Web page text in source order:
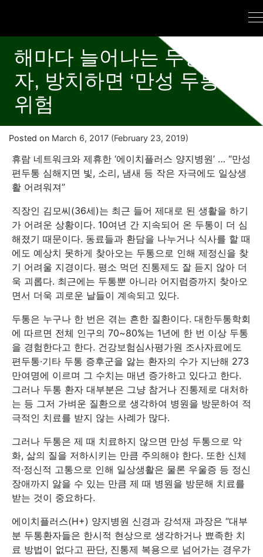
해마다 늘어나는 두통 환
자, 방치하면 ‘만성 두통’
위험
Posted on March 6, 2017 (February 23, 2019)
휴람 네트워크와 제휴한 ‘에이치플러스 양지병원’ … “만성
편두통 심해지면 빛, 소리, 냄새 등 작은 자극에도 일상생
활 어려워져”
직장인 김모씨(36세)는 최근 들어 제대로 된 생활을 하기
가 어려운 상황이다. 10여년 간 지속되어 온 두통이 더 심
해졌기 때문이다. 동료들과 환담을 나누거나 식사를 할 때
에도 예상치 못하게 찾아오는 두통으로 인해 제정신을 찾
기 어려울 지경이다. 평소 먹던 진통제도 잘 듣지 않아 더
욱 괴롭다. 최근에는 두통뿐 아니라 어지럼증까지 찾아오
면서 더욱 괴로운 날들이 계속되고 있다.
두통은 누구나 한 번은 겪는 흔한 질환이다. 대한두통학회
에 따르면 전체 인구의 70~80%는 1년에 한 번 이상 두통
을 경험한다고 한다. 건강보험심사평가원 조사자료에도
편두통·기타 두통 증후군을 앓는 환자의 수가 지난해 273
만여명에 이르며 그 수치는 매년 증가하고 있다고 한다.
그러나 두통 환자 대부분은 그냥 참거나 진통제로 대처하
는 등 그저 가벼운 질환으로 생각하여 병원을 방문하여 적
극적인 치료를 받지 않는 사례가 많다.
그러나 두통은 제 때 치료하지 않으면 만성 두통으로 악
화, 삶의 질을 저하시키는 만큼 주의해야 한다. 또한 신체
적·정신적 고통으로 인해 일상생활은 물론 우울증 등 정신
장애까지 앓을 수 있는 만큼 제 때 병원을 방문해 치료를
받는 것이 중요하다.
에이치플러스(H+) 양지병원 신경과 강석재 과장은 “대부
분 두통환자들은 한시적 현상으로 생각하거나 뾰족한 치
료 방법이 없다고 판단, 진통제 복용으로 넘어가는 경우가